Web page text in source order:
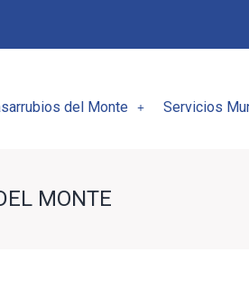
del Monte Servicios
MONTE